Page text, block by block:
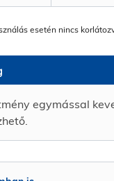
esetén nincs
egymással